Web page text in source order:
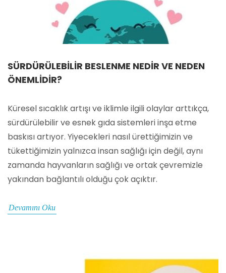
SÜRDÜRÜLEBILIR BESLENME NEDIR VE NEDEN
ÖNEMLIDIR?
Küresel sıcaklık artışı ve iklimle ilgili olaylar arttıkça,
sürdürülebilir ve esnek gıda sistemleri inşa etme
baskısı artıyor. Yiyecekleri nasıl ürettiğimizin ve
tükettiğimizin yalnızca insan sağlığı için değil, aynı
zamanda hayvanların sağlığı ve ortak çevremizle
yakından bağlantılı olduğu çok açıktır.
Devamını Oku